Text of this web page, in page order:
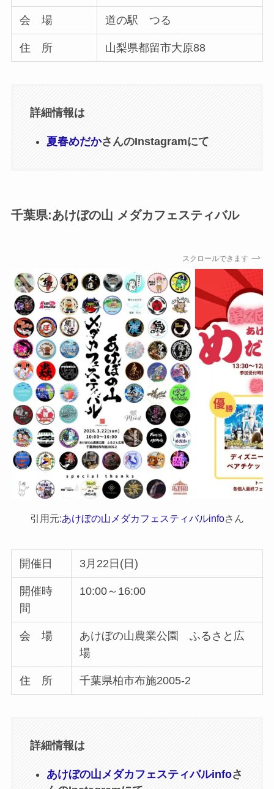
会 場 道の駅 つる
住 所 山梨県都留市大原88
詳細情報は
夏春めだかさんのInstagramにて
千葉県:あけぼの山 メダカフェスティバル
スクロールできます
引用元:あけぼの山メダカフェスティバルinfoさん
開催日 3月22日(日)
開催時
間
10:00～16:00
会 場
あけぼの山農業公園 ふるさと広
場
住 所 千葉県柏市布施2005-2
詳細情報は
あけぼの山メダカフェスティバルinfoさ